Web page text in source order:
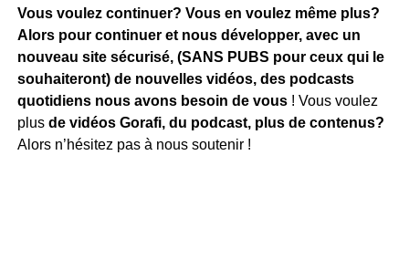
Vous voulez continuer? Vous en voulez même plus?
Alors pour continuer et nous développer, avec un
nouveau site sécurisé, (SANS PUBS pour ceux qui le
souhaiteront) de nouvelles vidéos, des podcasts
quotidiens nous avons besoin de vous ! Vous voulez
plus de vidéos Gorafi, du podcast, plus de contenus?
Alors n’hésitez pas à nous soutenir !